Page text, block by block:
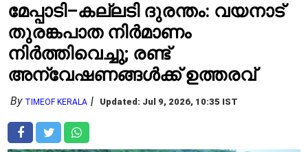
മേപ്പാടി–കല്ലടി ദുരന്തം: വയനാട്
തുരങ്കപാത നിർമാണം
നിർത്തിവെച്ചു; രണ്ട്
അന്വേഷണങ്ങൾക്ക് ഉത്തരവ്
By TIMEOF KERALA Updated: Jul 9, 2026, 10:35 IST